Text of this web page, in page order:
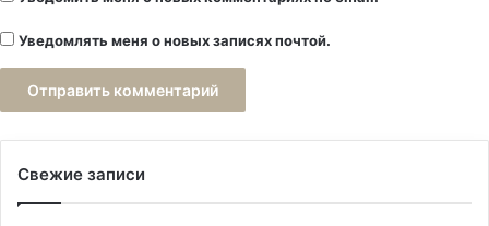
Уведомлять меня о новых записях почтой.
Свежие записи